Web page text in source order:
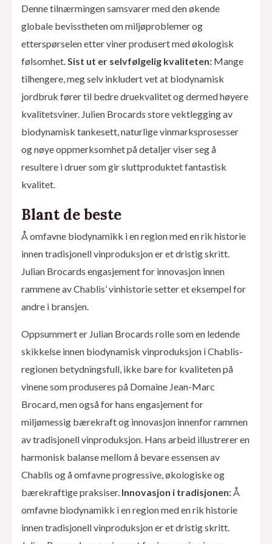
Denne tilnærmingen samsvarer med den økende
globale bevisstheten om miljøproblemer og
etterspørselen etter viner produsert med økologisk
følsomhet. Sist ut er selvfølgelig kvaliteten: Mange
tilhengere, meg selv inkludert vet at biodynamisk
jordbruk fører til bedre druekvalitet og dermed høyere
kvalitetsviner. Julien Brocards store vektlegging av
biodynamisk tankesett, naturlige vinmarksprosesser
og nøye oppmerksomhet på detaljer viser seg å
resultere i druer som gir sluttproduktet fantastisk
kvalitet.
Blant de beste
Å omfavne biodynamikk i en region med en rik historie
innen tradisjonell vinproduksjon er et dristig skritt.
Julian Brocards engasjement for innovasjon innen
rammene av Chablis’ vinhistorie setter et eksempel for
andre i bransjen.
Oppsummert er Julian Brocards rolle som en ledende
skikkelse innen biodynamisk vinproduksjon i Chablis-
regionen betydningsfull, ikke bare for kvaliteten på
vinene som produseres på Domaine Jean-Marc
Brocard, men også for hans engasjement for
miljømessig bærekraft og innovasjon innenfor rammen
av tradisjonell vinproduksjon. Hans arbeid illustrerer en
harmonisk balanse mellom å bevare essensen av
Chablis og å omfavne progressive, økologiske og
bærekraftige praksiser. Innovasjon i tradisjonen: Å
omfavne biodynamikk i en region med en rik historie
innen tradisjonell vinproduksjon er et dristig skritt.